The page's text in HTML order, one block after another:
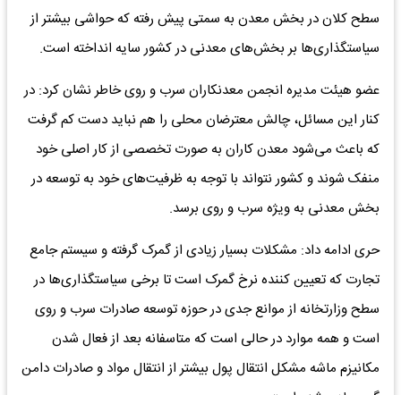
سطح کلان در بخش معدن به سمتی پیش رفته که حواشی بیشتر از
سیاستگذاری‌ها بر بخش‌های معدنی در کشور سایه انداخته است.
عضو هیئت مدیره انجمن معدنکاران سرب و روی خاطر نشان کرد: در
کنار این مسائل، چالش معترضان محلی را هم نباید دست کم گرفت
که باعث می‌شود معدن کاران به صورت تخصصی از کار اصلی خود
منفک شوند و کشور نتواند با توجه به ظرفیت‌های خود به توسعه در
بخش معدنی به ویژه سرب و روی برسد.
حری ادامه داد: مشکلات بسیار زیادی از گمرک گرفته و سیستم جامع
تجارت که تعیین کننده نرخ گمرک است تا برخی سیاستگذاری‌ها در
سطح وزارتخانه از موانع جدی در حوزه توسعه صادرات سرب و روی
است و همه موارد در حالی است که متاسفانه بعد از فعال شدن
مکانیزم ماشه مشکل انتقال پول بیشتر از انتقال مواد و صادرات دامن